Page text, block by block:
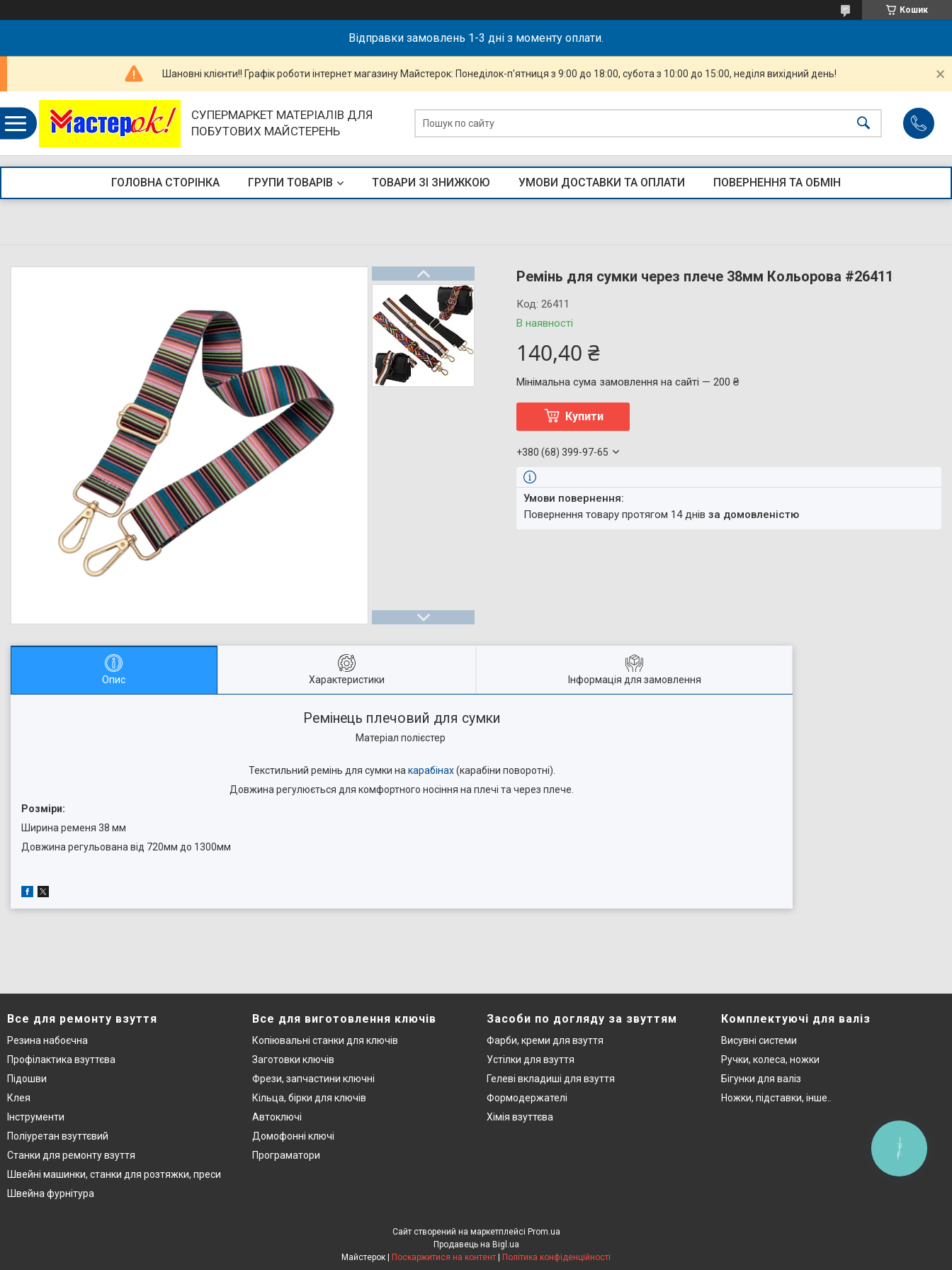
Кошик
Відправки замовлень 1-3 дні з моменту оплати.
Шановні клієнти!! Графік роботи інтернет магазину Майстерок: Понеділок-п'ятниця з 9:00 до 18:00, субота з 10:00 до 15:00, неділя вихідний день!
СУПЕРМАРКЕТ МАТЕРІАЛІВ ДЛЯ
ПОБУТОВИХ МАЙСТЕРЕНЬ
ГОЛОВНА СТОРІНКА ГРУПИ ТОВАРІВ ТОВАРИ ЗІ ЗНИЖКОЮ УМОВИ ДОСТАВКИ ТА ОПЛАТИ ПОВЕРНЕННЯ ТА ОБМІН
Ремінь для сумки через плече 38мм Кольорова #26411
В наявності
Код:26411
140,40 ₴
Мінімальна сума замовлення на сайті — 200 ₴
Купити
+380 (68) 399-97-65
повернення товару протягом 14 днівза домовленістю
Опис Характеристики Інформація для замовлення
Ремінець плечовий для сумки
Матеріал полієстер
Текстильний ремінь для сумки на карабінах(карабіни поворотні).
Довжина регулюється для комфортного носіння на плечі та через плече.
Розміри:
Ширина ременя 38 мм
Довжина регульована від 720мм до 1300мм
Все для ремонту взуття
Резина набоєчна
Профілактика взуттєва
Підошви
Клея
Інструменти
Поліуретан взуттєвий
Станки для ремонту взуття
Швейні машинки, станки для розтяжки, преси
Швейна фурнітура
Все для виготовлення ключів
Копіювальні станки для ключів
Заготовки ключів
Фрези, запчастини ключні
Кільца, бірки для ключів
Автоключі
Домофонні ключі
Програматори
Засоби по догляду за звуттям
Фарби, креми для взуття
Устілки для взуття
Гелеві вкладиші для взуття
Формодержателі
Хімія взуттєва
Комплектуючі для валіз
Висувні системи
Ручки, колеса, ножки
Бігунки для валіз
Ножки, підставки, інше..
Сайт створений на маркетплейсі Prom.ua
Продавець на Bigl.ua
Майстерок | Поскаржитися на контент | Політика конфіденційності
КНОПКА
ЗВ'ЯЗКУ